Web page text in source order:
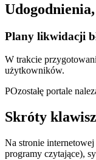
Plany likwidacji
W trakcie
użytkowników.
POzostałę portale
Skróty
Na stronie
programy czytające),